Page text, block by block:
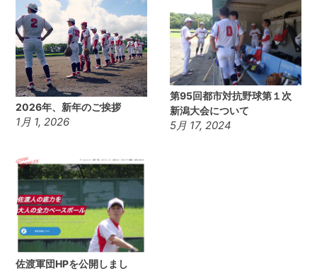
ョ
ン
2026年、新年のご挨拶
1月 1, 2026
第95回都市対抗野球第１次
新潟大会について
5月 17, 2024
佐渡軍団HPを公開しまし